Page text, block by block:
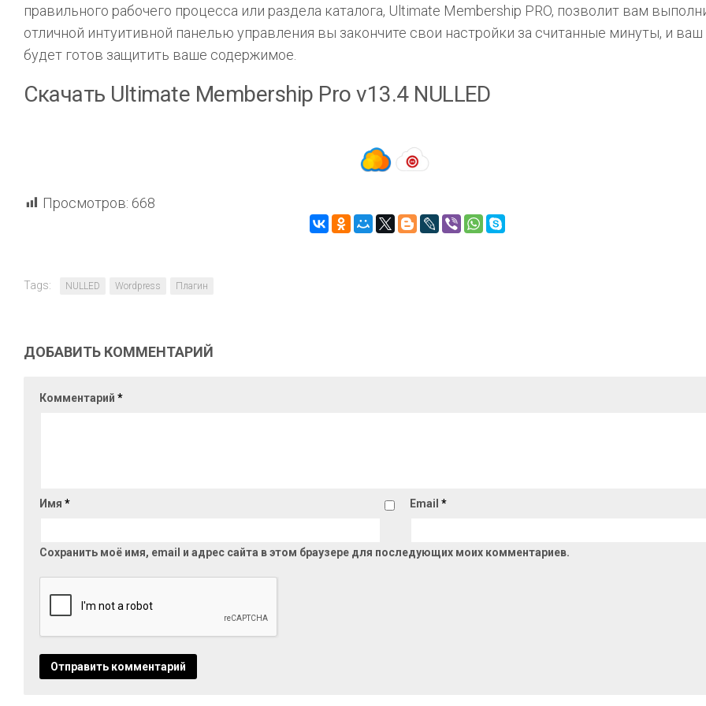
правильного рабочего процесса или раздела каталога, Ultimate Membership PRO, позволит вам
отличной интуитивной панелью управления вы закончите свои настройки за считанные минуты, и ваш
будет готов защитить ваше содержимое.
Скачать Ultimate Membership Pro v13.4 NULLED
Просмотров: 668
Tags: NULLED Wordpress Плагин
ДОБАВИТЬ КОММЕНТАРИЙ
Комментарий *
Имя * Email*
Сохранить моё имя, email и адрес сайта в этом браузере для последующих моих комментариев.